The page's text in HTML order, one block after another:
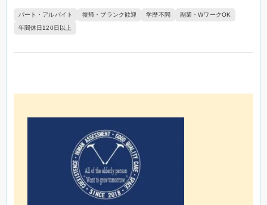
パート・アルバイト 復帰・ブランク歓迎 学歴不問
副業・WワークOK
年間休日120日以上